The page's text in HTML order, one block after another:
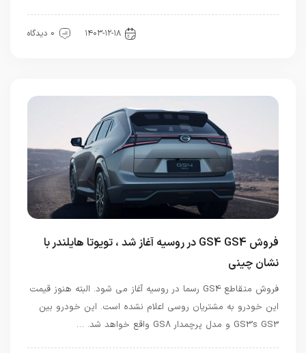
۱۴۰۳-۱۲-۱۸ 0 دیدگاه
فروش GS4 GS4 در روسیه آغاز شد ، تویوتا هایلندر با
نشان چینی
فروش متقاطع GS4 رسما در روسیه آغاز می شود. البته هنوز قیمت
این خودرو به مشتریان روسی اعلام نشده است. این خودرو بین
GS3’s GS3 و مدل پرچمدار GS8 واقع خواهد شد. …